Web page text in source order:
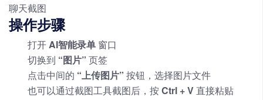
聊天截图
操作步骤
打开AI智能录单 窗口
切换到 “图片” 页签
点击中间的 “上传图片” 按钮，选择图片文件
也可以通过截图工具截图后，按Ctrl + V 直接粘贴